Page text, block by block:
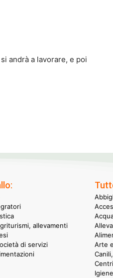
andrà a lavorare, e poi
allevamenti
di servizi
Arte